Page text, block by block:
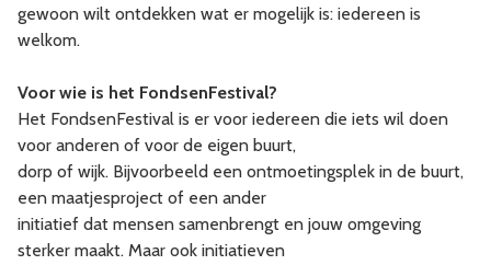
gewoon wilt ontdekken wat er mogelijk is: iedereen is
welkom.
Voor wie is het FondsenFestival?
Het FondsenFestival is er voor iedereen die iets wil doen
voor anderen of voor de eigen buurt,
dorp of wijk. Bijvoorbeeld een ontmoetingsplek in de buurt,
een maatjesproject of een ander
initiatief dat mensen samenbrengt en jouw omgeving
sterker maakt. Maar ook initiatieven